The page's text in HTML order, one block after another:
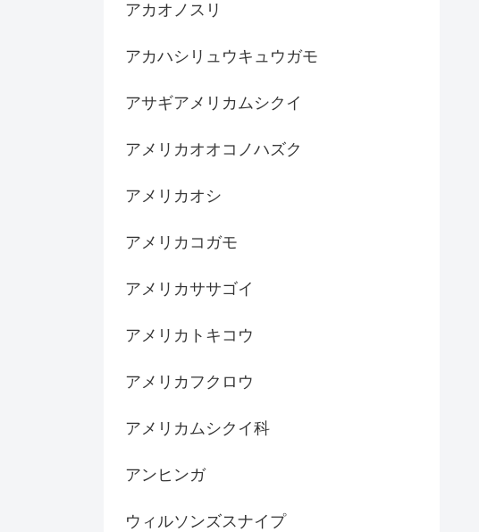
アカオノスリ
アカハシリュウキュウガモ
アサギアメリカムシクイ
アメリカオオコノハズク
アメリカオシ
アメリカコガモ
アメリカササゴイ
アメリカトキコウ
アメリカフクロウ
アメリカムシクイ科
アンヒンガ
ウィルソンズスナイプ